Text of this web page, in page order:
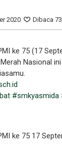
2020 Dibaca
ke 75 (17
Nasional
#smkyasmida
ke 75 17